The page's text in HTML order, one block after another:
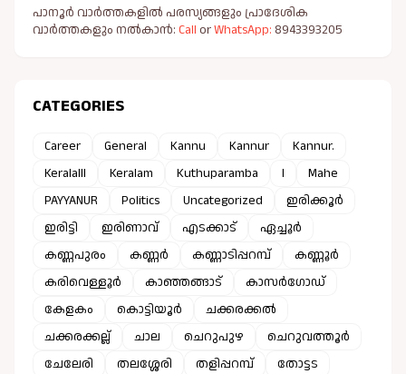
പാനൂർ വാർത്തകളിൽ പരസ്യങ്ങളും പ്രാദേശിക
വാർത്തകളും നൽകാൻ: Call orWhatsApp: 8943393205
CATEGORIES
Career General Kannu Kannur
Kannur.
Keralalll
Keralam Kuthuparamba l
Mahe
PAYYANUR
Politics Uncategorized
ഇരിക്കൂർ
ഇരിട്ടി
ഇരിണാവ് എടക്കാട്
ഏച്ചൂർ
കണ്ണപുരം
കണ്ണർ കണ്ണാടിപ്പറമ്പ്
കണ്ണൂർ
കരിവെള്ളൂർ
കാഞ്ഞങ്ങാട്
കാസർഗോഡ്
കേളകം
കൊട്ടിയൂർ
ചക്കരക്കൽ
ചക്കരക്കല്ല്
ചാല ചെറുപുഴ
ചെറുവത്തൂർ
ചേലേരി
തലശ്ശേരി തളിപ്പറമ്പ്
തോട്ടട